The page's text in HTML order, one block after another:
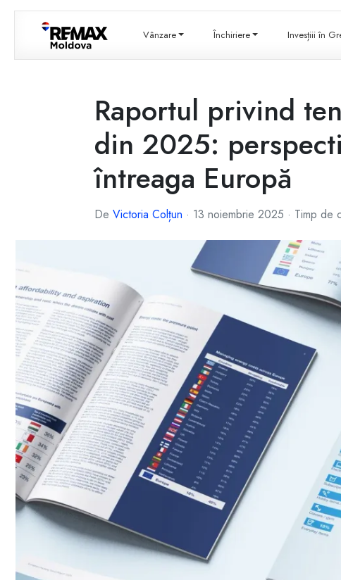
Vânzare Închiriere Invesțiii în
Raportul privind
din 2025:
întreaga Europă
De Victoria Colțun · 13 noiembrie 2025 · Timp de